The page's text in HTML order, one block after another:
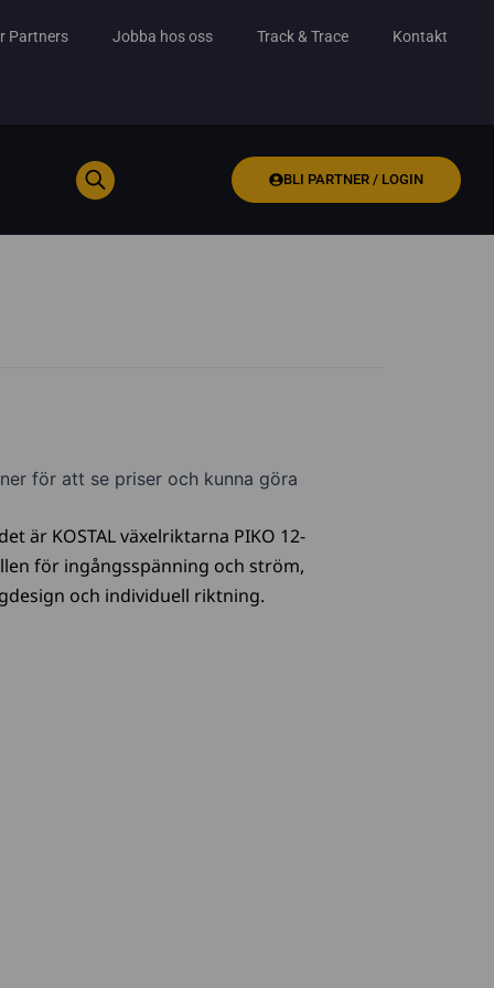
Partners Jobba hos oss Track & Trace Kontakt
BLI PARTNER / LOGIN
för att se priser och kunna göra
är KOSTAL växelriktarna PIKO 12-
för ingångsspänning och ström,
och individuell riktning.